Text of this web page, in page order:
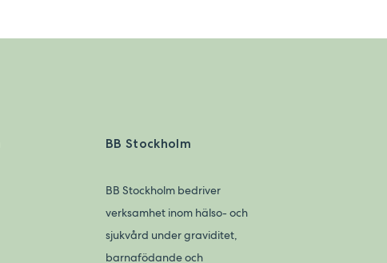
BB Stockholm
BB Stockholm bedriver
verksamhet inom hälso- och
sjukvård under graviditet,
barnafödande och